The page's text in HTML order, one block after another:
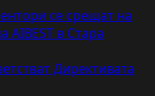
се срещат на
AIBEST в Стара
Директивата